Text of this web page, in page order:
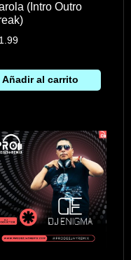
(Intro Outro
1.99
Añadir al carrito